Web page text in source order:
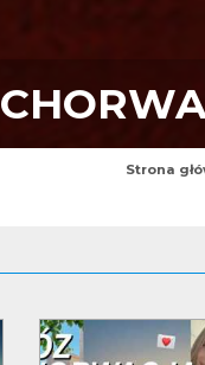
Strona